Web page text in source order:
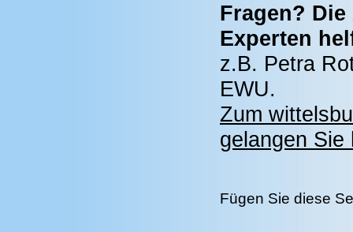
Fragen?
Experten
z.B. Petra
EWU.
Zum
gelangen Sie
Fügen Sie diese